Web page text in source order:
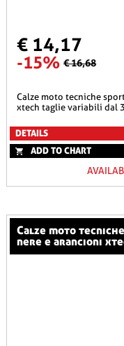
€ 14,17
-15% € 16,68
calze moto tecniche sportive estive leggere grigie e arancioni
xtech taglie variabili dal
DETAILS
ADD TO CHART
calze moto tecniche sportive invernali compression
nere e arancioni